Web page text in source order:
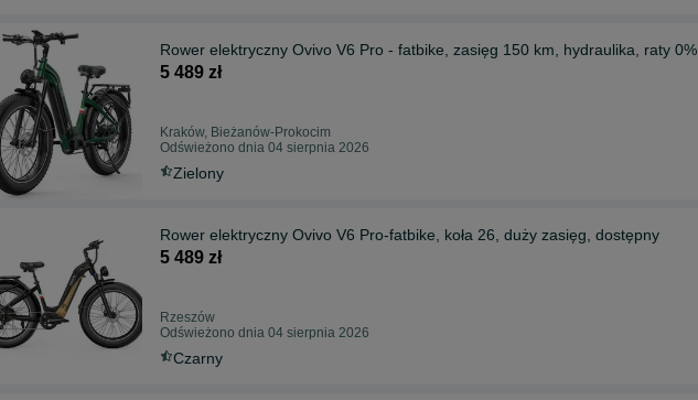
Rower elektryczny Ovivo V6 Pro - fatbike, zasięg 150 km, hydraulika, raty 0%
5 489 zł
Kraków, Bieżanów-Prokocim
Odświeżono dnia 04 sierpnia 2026
Zielony
Rower elektryczny Ovivo V6 Pro-fatbike, koła 26, duży zasięg, dostępny
5 489 zł
Rzeszów
Odświeżono dnia 04 sierpnia 2026
Czarny